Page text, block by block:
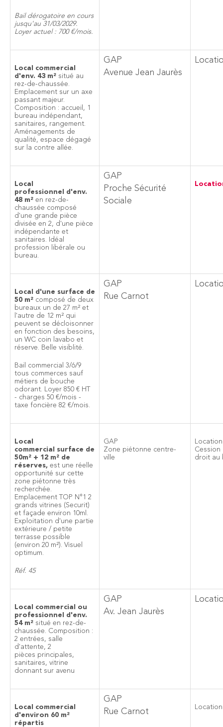
Bail dérogatoire en cours
jusqu'au 31/03/2029.
Loyer actuel : 700 €/mois.
Local commercial
d'env. 43 m² situé au
rez-de-chaussée.
Emplacement sur un axe
passant majeur.
Composition : accueil, 1
bureau indépendant,
sanitaires, rangement.
Aménagements de
qualité, espace dégagé
sur la contre allée.
GAP
Avenue Jean Jaurès
Local
professionnel d'env.
48 m² en rez-de-
chaussée composé
d'une grande pièce
divisée en 2, d'une pièce
indépendante et
sanitaires. Idéal
profession libérale ou
bureau.
GAP
Proche Sécurité
Sociale
Local d'une surface de
50 m² composé de deux
bureaux un de 27 m² et
l'autre de 12 m² qui
peuvent se décloisonner
en fonction des besoins,
un WC coin lavabo et
réserve. Belle visiblité.
Bail commercial 3/6/9
tous commerces sauf
métiers de bouche
odorant. Loyer 850 € HT
- charges 50 €/mois -
taxe foncière 82 €/mois.
GAP
Rue Carnot
Local
commercial surface de
50m² + 12 m² de
réserves, est une réelle
opportunité sur cette
zone piétonne très
recherchée.
Emplacement TOP N°1 2
grands vitrines (Securit)
et façade environ 10ml.
Exploitation d'une partie
extérieure / petite
terrasse possible
(environ 20 m²). Visuel
optimum.
Réf. 45
GAP
Zone piétonne centre-
ville
Cession
droit au
Local commercial ou
professionnel d'env.
54 m² situé en rez-de-
chaussée. Composition :
2 entrées, salle
d'attente, 2
pièces principales,
sanitaires, vitrine
donnant sur avenu
GAP
Av. Jean Jaurès
Local commercial
d'environ 60 m²
répartis
GAP
Rue Carnot
Location